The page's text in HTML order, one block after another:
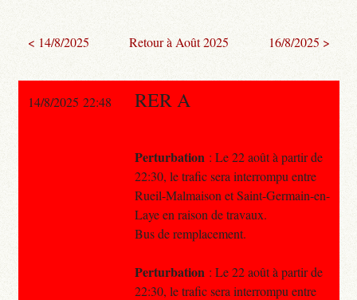
< 14/8/2025 Retour à Août 2025 16/8/2025 >
14/8/2025 22:48 RER A
Perturbation : Le 22 août à partir de
22:30, le trafic sera interrompu entre
Rueil-Malmaison et Saint-Germain-en-
Laye en raison de travaux.
Bus de remplacement.
Perturbation : Le 22 août à partir de
22:30, le trafic sera interrompu entre